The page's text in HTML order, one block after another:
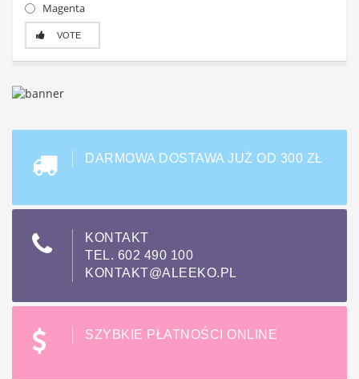
Magenta
VOTE
DARMOWA DOSTAWA JUŻ OD 300 ZŁ
KONTAKT
TEL. 602 490 100
KONTAKT@ALEEKO.PL
SZYBKIE PŁATNOŚCI ONLINE